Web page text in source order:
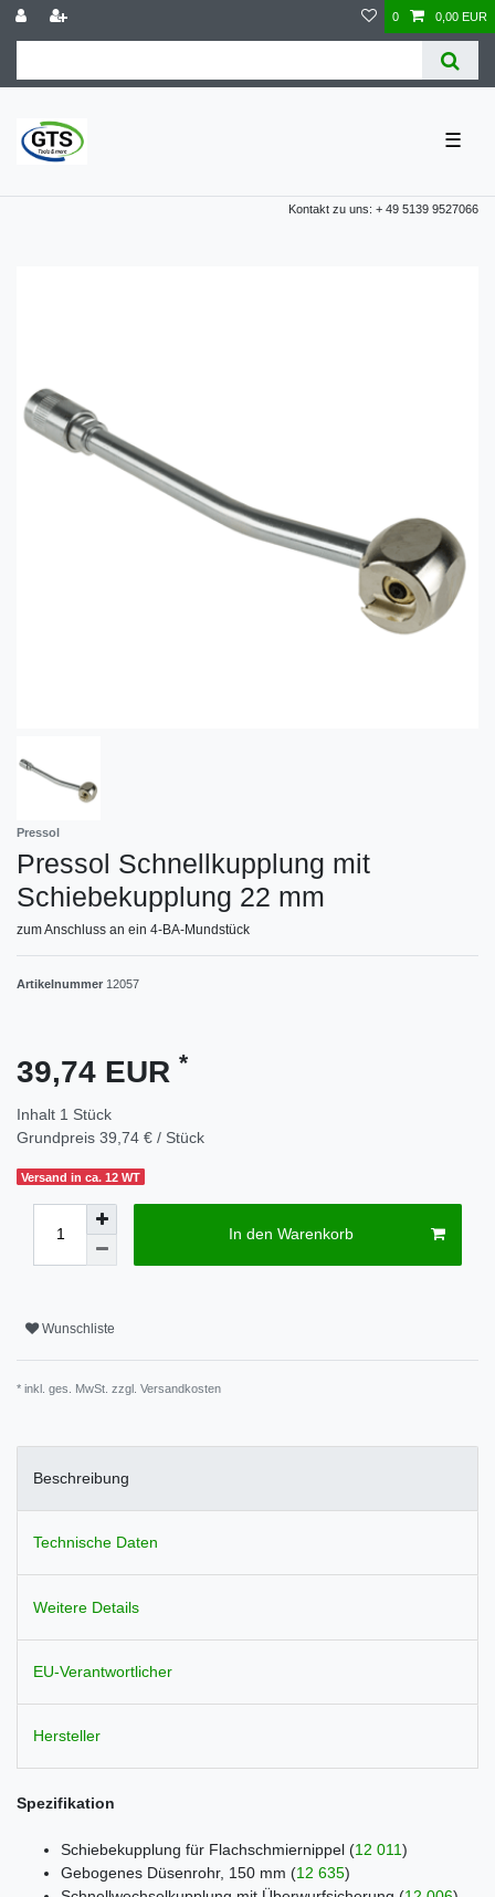
0 0,00 EUR
☰
Kontakt zu uns: + 49 5139 9527066
Pressol
Pressol Schnellkupplung mit
Schiebekupplung 22 mm
zum Anschluss an ein 4-BA-Mundstück
Artikelnummer 12057
39,74 EUR *
Inhalt 1 Stück
Grundpreis 39,74 € / Stück
Versand in ca. 12 WT
In den Warenkorb
Wunschliste
* inkl. ges. MwSt. zzgl. Versandkosten
Beschreibung
Technische Daten
Weitere Details
EU-Verantwortlicher
Hersteller
Spezifikation
Schiebekupplung für Flachschmiernippel (12 011)
Gebogenes Düsenrohr, 150 mm (12 635)